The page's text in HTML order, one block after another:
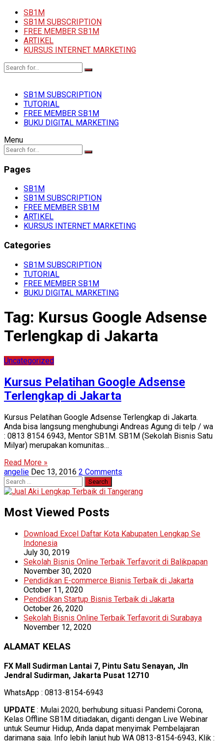
SB1M
SB1M SUBSCRIPTION
FREE MEMBER SB1M
ARTIKEL
KURSUS INTERNET MARKETING
SB1M SUBSCRIPTION
TUTORIAL
FREE MEMBER SB1M
BUKU DIGITAL MARKETING
Menu
Pages
SB1M
SB1M SUBSCRIPTION
FREE MEMBER SB1M
ARTIKEL
KURSUS INTERNET MARKETING
Categories
SB1M SUBSCRIPTION
TUTORIAL
FREE MEMBER SB1M
BUKU DIGITAL MARKETING
Tag: Kursus Google Adsense
Terlengkap di Jakarta
Uncategorized
Kursus Pelatihan Google Adsense
Terlengkap di Jakarta
Kursus Pelatihan Google Adsense Terlengkap di Jakarta.
Anda bisa langsung menghubungi Andreas Agung di telp / wa
: 0813 8154 6943, Mentor SB1M. SB1M (Sekolah Bisnis Satu
Milyar) merupakan komunitas…
Read More »
angelie Dec 13, 2016 2 Comments
Search
for:
Most Viewed Posts
Download Excel Daftar Kota Kabupaten Lengkap Se
Indonesia
July 30, 2019
Sekolah Bisnis Online Terbaik Terfavorit di Balikpapan
November 30, 2020
Pendidikan E-commerce Bisnis Terbaik di Jakarta
October 11, 2020
Pendidikan Startup Bisnis Terbaik di Jakarta
October 26, 2020
Sekolah Bisnis Online Terbaik Terfavorit di Surabaya
November 12, 2020
ALAMAT KELAS
FX Mall Sudirman Lantai 7, Pintu Satu Senayan, Jln
Jendral Sudirman, Jakarta Pusat 12710
WhatsApp : 0813-8154-6943
UPDATE : Mulai 2020, berhubung situasi Pandemi Corona,
Kelas Offline SB1M ditiadakan, diganti dengan Live Webinar
untuk Seumur Hidup, Anda dapat menyimak Pembelajaran
darimana saja. Info lebih lanjut hub WA 0813-8154-6943, Klik :